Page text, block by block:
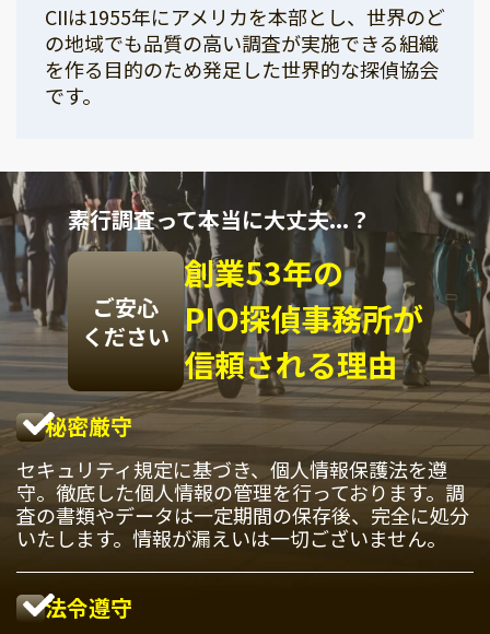
CIIは1955年にアメリカを本部とし、世界のど
の地域でも品質の高い調査が実施できる組織
を作る目的のため発足した世界的な探偵協会
です。
素行調査って本当に大丈夫...？
ご安心
ください
創業53年の
PIO探偵事務所が
信頼される理由
秘密厳守
セキュリティ規定に基づき、個人情報保護法を遵
守。徹底した個人情報の管理を行っております。調
査の書類やデータは一定期間の保存後、完全に処分
いたします。情報が漏えいは一切ございません。
法令遵守